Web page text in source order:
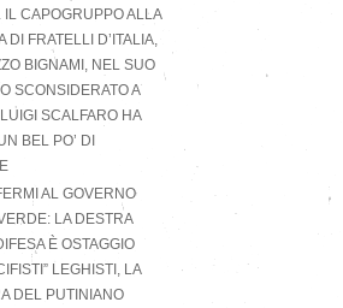
IL CAPOGRUPPO ALLA
DI FRATELLI D’ITALIA,
BIGNAMI, NEL SUO
SCONSIDERATO A
SCALFARO HA
BEL PO’ DI
AL GOVERNO
LA DESTRA
È OSTAGGIO
LEGHISTI, LA
DEL PUTINIANO